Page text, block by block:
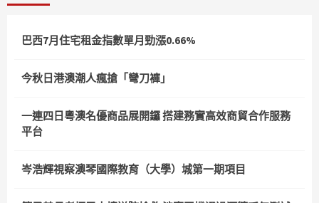
巴西7月住宅租金指數單月勁漲0.66%
今秋日港澳潮人瘋搶「彎刀褲」
一連四日粵澳名優商品展開鑼 搭建務實高效商貿合作服務
平台
岑浩輝視察澳琴國際教育（大學）城第一期項目